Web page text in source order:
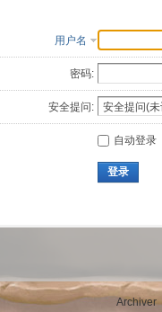
用户名
密码:
安全提问:
自动登录
登录
Archiver